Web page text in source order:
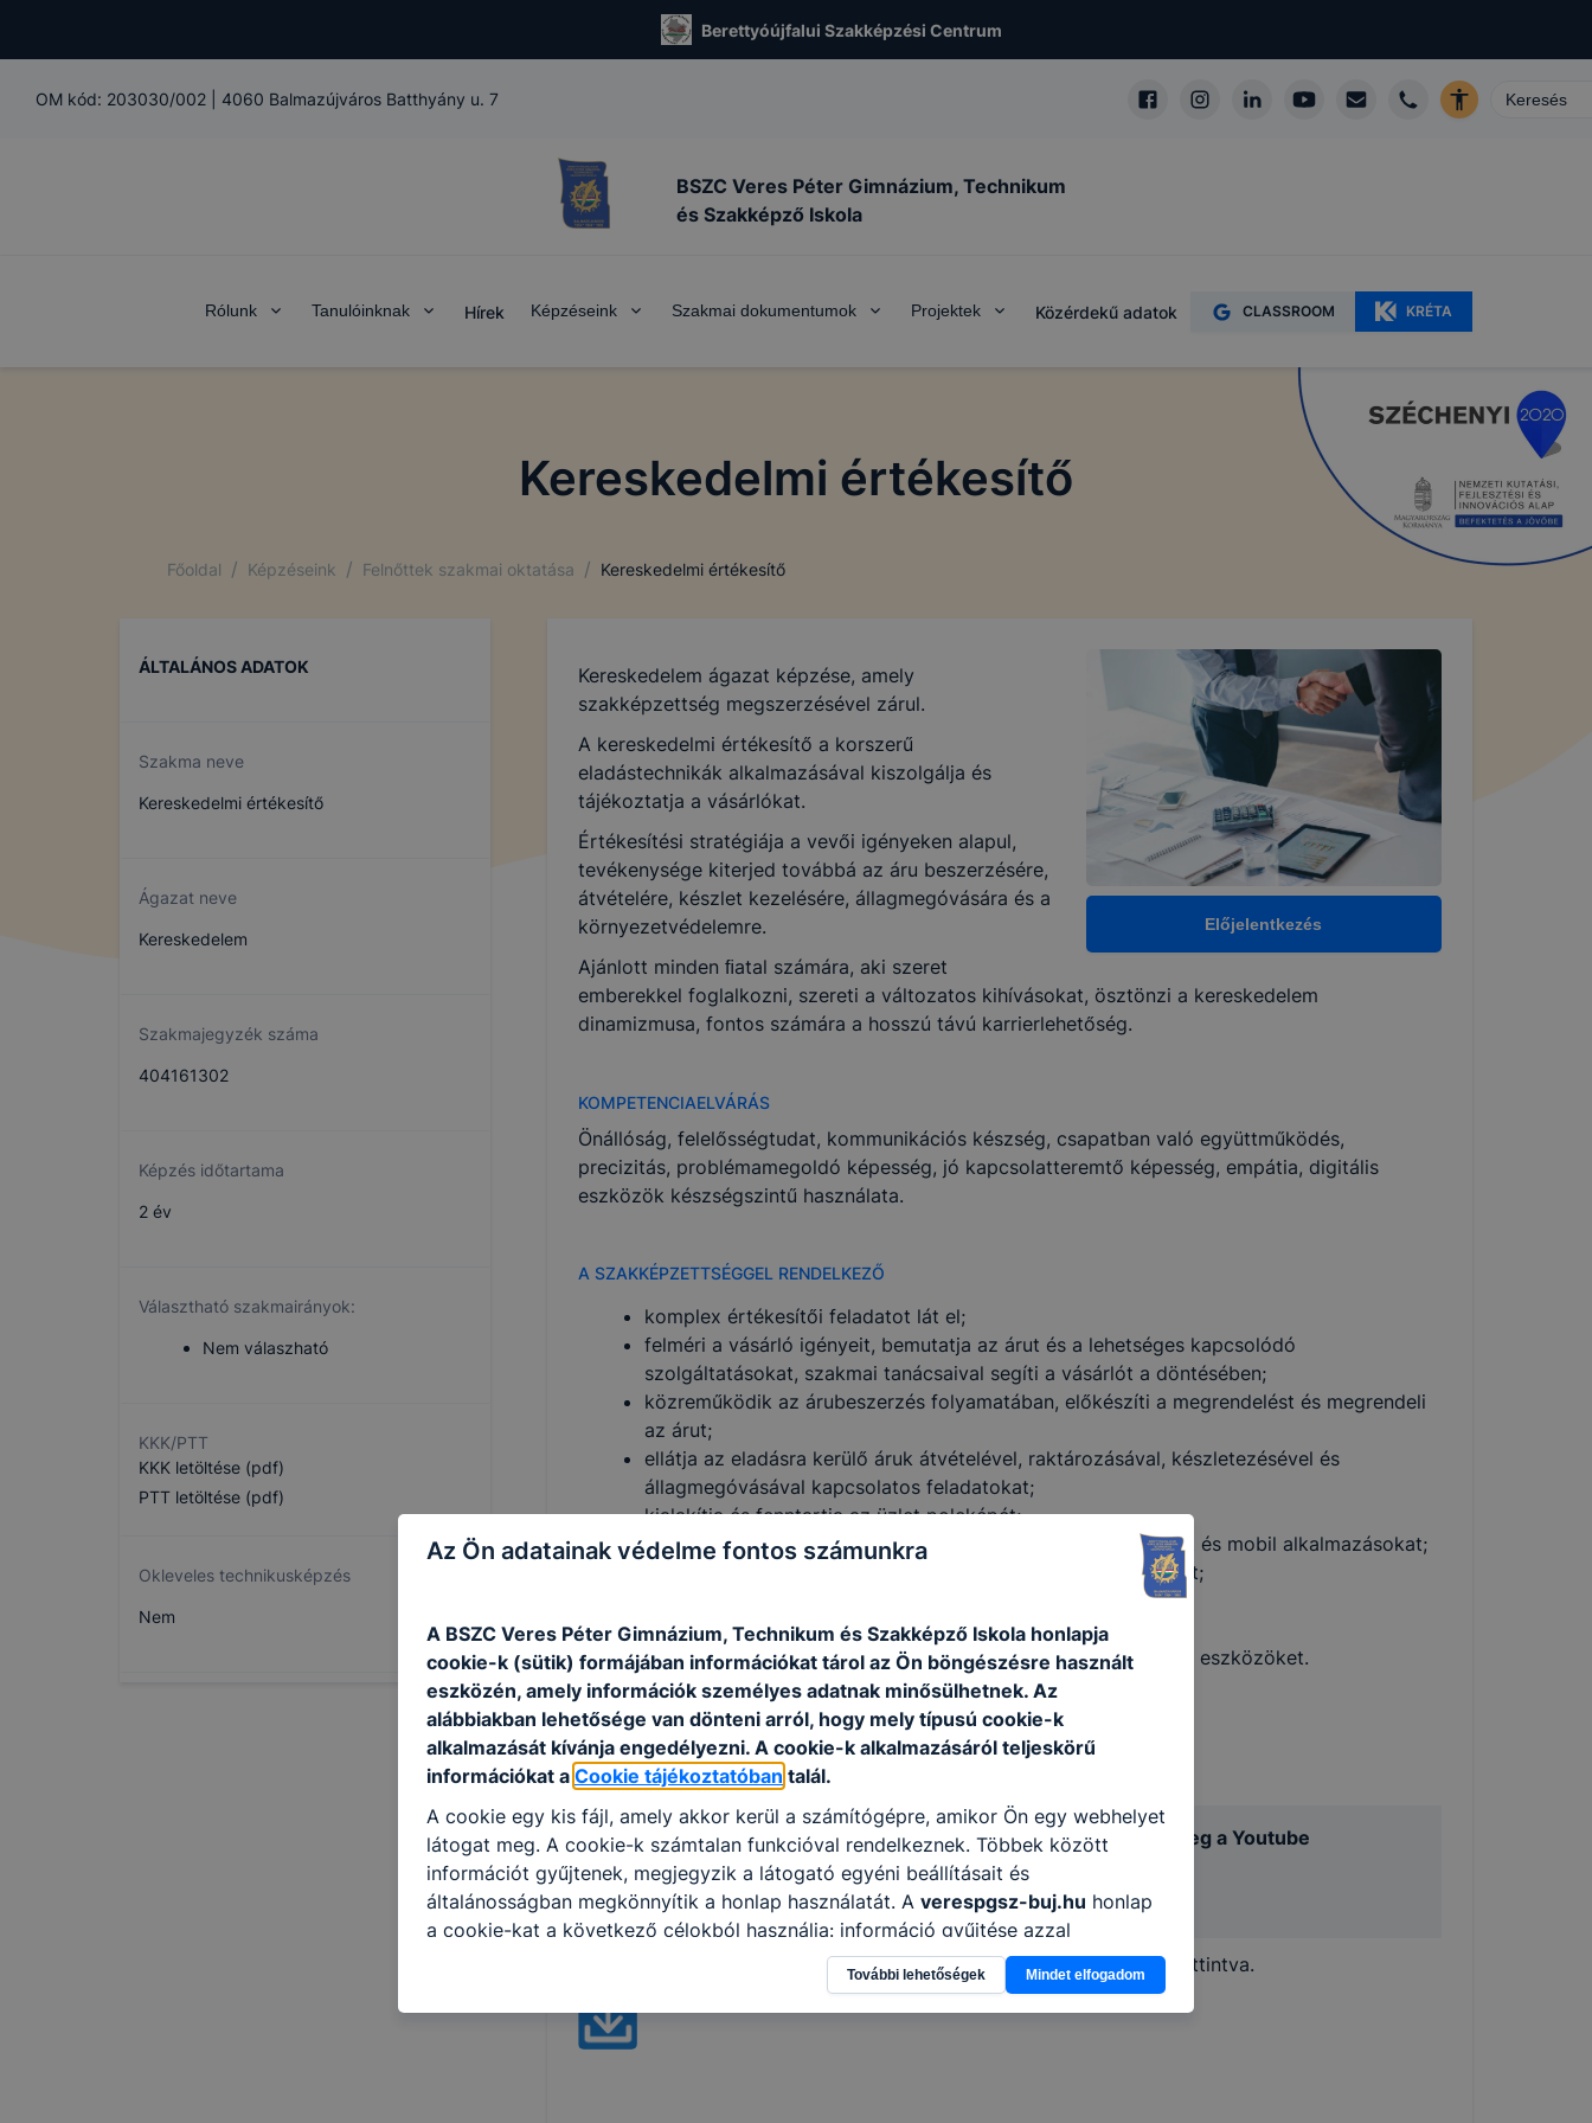
Berettyóújfalui Szakképzési Centrum
OM kód: 203030/002 4060 Balmazújváros Batthyány u. 7
BSZC Veres Péter Gimnázium, Technikum
és Szakképző Iskola
Rólunk Tanulóinknak Hírek Képzéseink Szakmai dokumentumok Projektek Közérdekű adatok CLASSROOM KRÉTA
Kereskedelmi értékesítő
Főoldal / Képzéseink / Felnőttek szakmai oktatása / Kereskedelmi értékesítő
ÁLTALÁNOS ADATOK
Szakma neve
Kereskedelmi értékesítő
Ágazat neve
Kereskedelem
Szakmajegyzék száma
404161302
Képzés időtartama
2 év
Választható szakmairányok:
Nem válaszható
KKK/PTT
KKK letöltése (pdf)
PTT letöltése (pdf)
Okleveles technikusképzés
Nem
Előjelentkezés
Kereskedelem ágazat képzése, amely
szakképzettség megszerzésével zárul.
A kereskedelmi értékesítő a korszerű
eladástechnikák alkalmazásával kiszolgálja és
tájékoztatja a vásárlókat.
Értékesítési stratégiája a vevői igényeken alapul,
tevékenysége kiterjed továbbá az áru beszerzésére,
átvételére, készlet kezelésére, állagmegóvására és a
környezetvédelemre.
Ajánlott minden ﬁatal számára, aki szeret
emberekkel foglalkozni, szereti a változatos kihívásokat, ösztönzi a kereskedelem
dinamizmusa, fontos számára a hosszú távú karrierlehetőség.
KOMPETENCIAELVÁRÁS
Önállóság, felelősségtudat, kommunikációs készség, csapatban való együttműködés,
precizitás, problémamegoldó képesség, jó kapcsolatteremtő képesség, empátia, digitális
eszközök készségszintű használata.
A SZAKKÉPZETTSÉGGEL RENDELKEZŐ
komplex értékesítői feladatot lát el;
felméri a vásárló igényeit, bemutatja az árut és a lehetséges kapcsolódó
szolgáltatásokat, szakmai tanácsaival segíti a vásárlót a döntésében;
közreműködik az árubeszerzés folyamatában, előkészíti a megrendelést és megrendeli
az árut;
ellátja az eladásra kerülő áruk átvételével, raktározásával, készletezésével és
állagmegóvásával kapcsolatos feladatokat;
kialakítja és fenntartja az üzlet polcképét;
kezeli a kereskedelmi egységekben használatos szoftvereket és mobil alkalmazásokat;
elvégzi az online értékesítéshez kapcsolódó szolgáltatásokat;
kezeli a vevői panaszokat;
kezeli a szakterületének megfelelő gépeket, berendezéseket, eszközöket.
ISKOLASPECIFIKUS INFORMÁCIÓK A KÉPZÉSHEZ
Kétéves képzés esti munkarendben.
A szakmáról egy rövid tájékoztató videót tekinthet meg a Youtube
csatornánkon az ikonra vagy alábbi linkre kattintva:
Kereskedő szakma (bemutató videó) - YouTube
Jelentkezési lap 2022/2023. tanévre letölthető az alábbi gombra kattintva.
Az Ön adatainak védelme fontos számunkra
A BSZC Veres Péter Gimnázium, Technikum és Szakképző Iskola honlapja
cookie-k (sütik) formájában információkat tárol az Ön böngészésre használt
eszközén, amely információk személyes adatnak minősülhetnek. Az
alábbiakban lehetősége van dönteni arról, hogy mely típusú cookie-k
alkalmazását kívánja engedélyezni. A cookie-k alkalmazásáról teljeskörű
információkat a Cookie tájékoztatóban talál.
A cookie egy kis fájl, amely akkor kerül a számítógépre, amikor Ön egy webhelyet
látogat meg. A cookie-k számtalan funkcióval rendelkeznek. Többek között
információt gyűjtenek, megjegyzik a látogató egyéni beállításait és
általánosságban megkönnyítik a honlap használatát. A verespgsz-buj.hu honlap
a cookie-kat a következő célokból használja: információ gyűjtése azzal
kapcsolatban, hogyan használja Ön a honlapot -annak felmérésével, hogy a
honlap melyik részeit látogatja, vagy használja leginkább, így megtudhatjuk,
hogyan biztosítsunk Önnek még jobb felhasználói élményt, ha ismét meglátogatja
oldalunkat, honlap fejlesztése. Hogyan ellenőrizheti és hogyan tudja kikapcsolni a
További lehetőségek Mindet elfogadom